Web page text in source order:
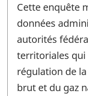
Cette enquête
données
autorités
territoriales qui
régulation de
brut et du gaz